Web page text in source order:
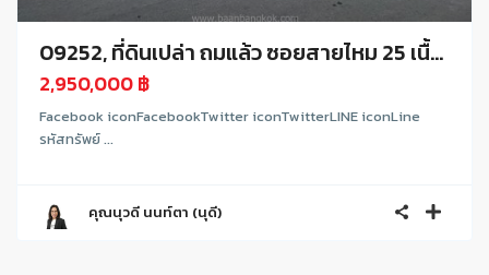
09252, ที่ดินเปล่า ถมแล้ว ซอยสายไหม 25 เนื้...
2,950,000 ฿
Facebook iconFacebookTwitter iconTwitterLINE iconLine
รหัสทรัพย์ ...
คุณนุวดี นนท์ตา (นุดี)